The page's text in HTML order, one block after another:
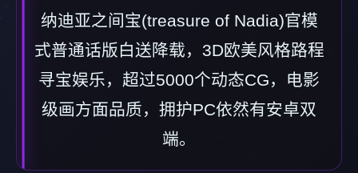
纳迪亚之间宝(treasure of Nadia)官模
式普通话版白送降载，3D欧美风格路程
寻宝娱乐，超过5000个动态CG，电影
级画方面品质，拥护PC依然有安卓双
端。